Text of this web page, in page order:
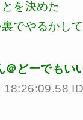
を決めた
裏でやるかし
＠どーでもい
18:26:09.58